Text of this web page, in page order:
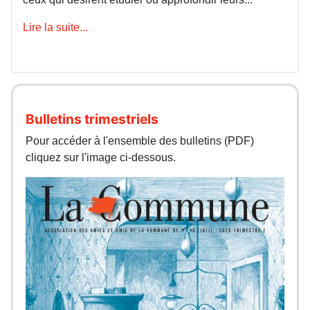
Lire la suite...
Bulletins trimestriels
Pour accéder à l'ensemble des bulletins (PDF)
cliquez sur l'image ci-dessous.